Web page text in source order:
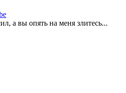
а вы опять на меня злитесь...